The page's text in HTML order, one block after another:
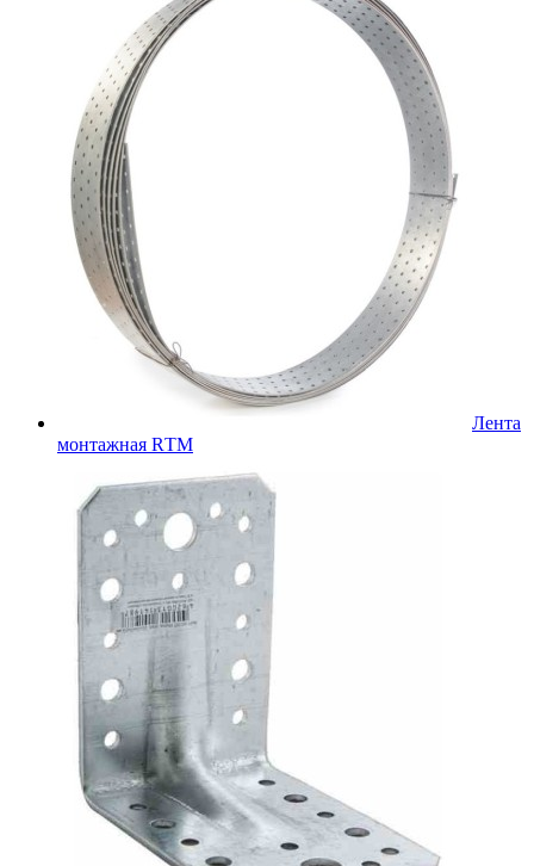
Лента
монтажная RТМ